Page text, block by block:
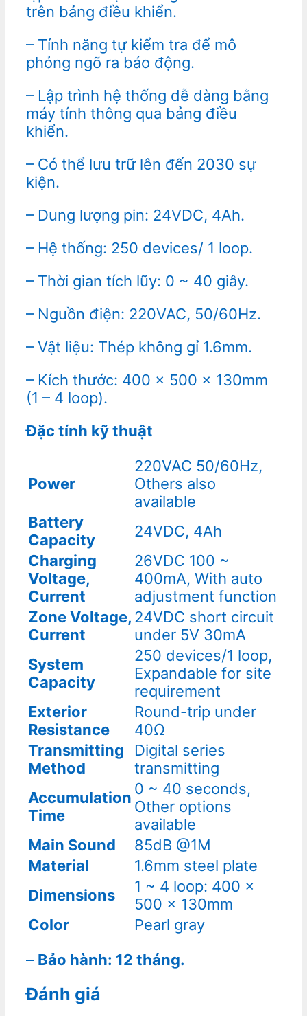
trên bảng điều khiển.
– Tính năng tự kiểm tra để mô
phỏng ngõ ra báo động.
– Lập trình hệ thống dễ dàng bằng
máy tính thông qua bảng điều
khiển.
– Có thể lưu trữ lên đến 2030 sự
kiện.
– Dung lượng pin: 24VDC, 4Ah.
– Hệ thống: 250 devices/ 1 loop.
– Thời gian tích lũy: 0 ~ 40 giây.
– Nguồn điện: 220VAC, 50/60Hz.
– Vật liệu: Thép không gỉ 1.6mm.
– Kích thước: 400 x 500 x 130mm
(1 – 4 loop).
Đặc tính kỹ thuật
Power
220VAC 50/60Hz,
Others also
available
Battery
Capacity
24VDC, 4Ah
Charging
Voltage,
Current
26VDC 100 ~
400mA, With auto
adjustment function
Zone Voltage,
Current
24VDC short circuit
under 5V 30mA
System
Capacity
250 devices/1 loop,
Expandable for site
requirement
Exterior
Resistance
Round-trip under
40Ω
Transmitting
Method
Digital series
transmitting
Accumulation
Time
0 ~ 40 seconds,
Other options
available
Main Sound
85dB @1M
Material
1.6mm steel plate
Dimensions
1 ~ 4 loop: 400 x
500 x 130mm
Color
Pearl gray
– Bảo hành: 12 tháng.
Đánh giá